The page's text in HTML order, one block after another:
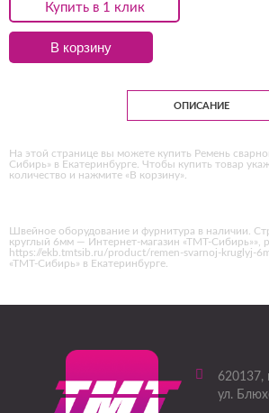
Купить в 1 клик
В корзину
ОПИСАНИЕ
На этой странице вы можете купить Ремень
Сибирь» в Екатеринбурге. Чтобы купить товар
количество и нажмите «В корзину».
Швейное оборудование и фурнитура в наличии.
круглый 6мм — Интернет-магазин «ТМТ-Сибирь»»,
https://ekb.tmtsib.ru/product/remen-svarnoj-kruglyj-
«ТМТ-Сибирь» в Екатеринбурге.
620137,
ул.